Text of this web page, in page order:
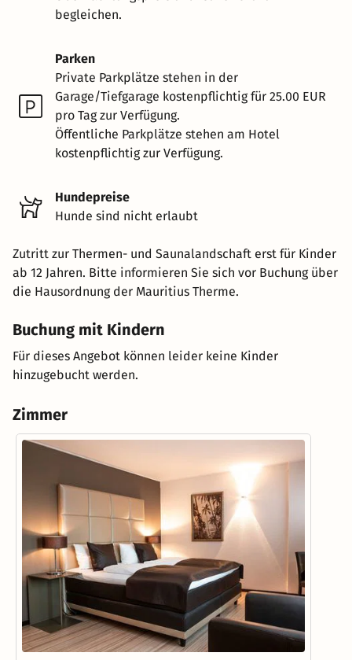
begleichen.
Parken
Private Parkplätze stehen in der
Garage/Tiefgarage kostenpflichtig für 25.00 EUR
pro Tag zur Verfügung.
Öffentliche Parkplätze stehen am Hotel
kostenpflichtig zur Verfügung.
Hundepreise
Hunde sind nicht erlaubt
Zutritt zur Thermen- und Saunalandschaft erst für Kinder
ab 12 Jahren. Bitte informieren Sie sich vor Buchung über
die Hausordnung der Mauritius Therme.
Buchung mit Kindern
Für dieses Angebot können leider keine Kinder
hinzugebucht werden.
Zimmer